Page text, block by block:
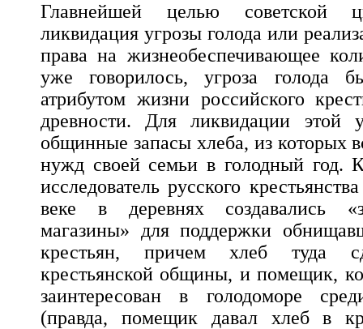
Главнейшей целью советской
ликвидация угрозы голода или
права на жизнеобеспечивающее
уже говорилось, угроза голода
атрибутом жизни российского
древности. Для ликвидации этой
общинные запасы хлеба, из которых
нужд своей семьи в голодный год.
исследователь русского
веке в деревнях создавались
магазины» для поддержки
крестьян, причем хлеб туда
крестьянской общины, и помещик,
заинтересован в голодоморе
(правда, помещик давал хлеб в